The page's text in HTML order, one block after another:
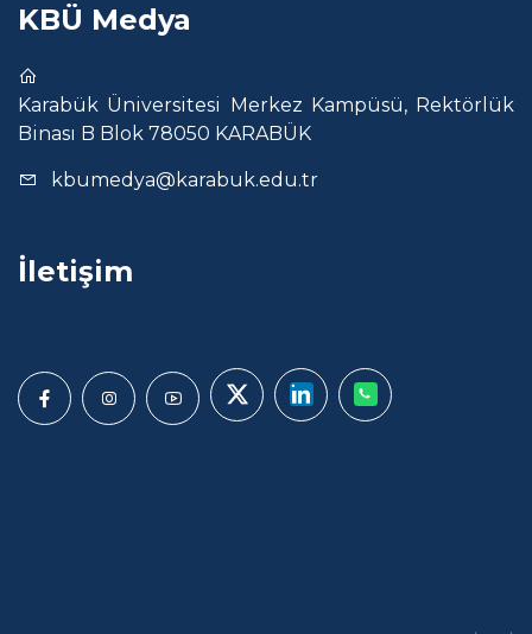
KBÜ Medya
Karabük Üniversitesi Merkez Kampüsü, Rektörlük
Binası B Blok 78050 KARABÜK
kbumedya@karabuk.edu.tr
İletişim